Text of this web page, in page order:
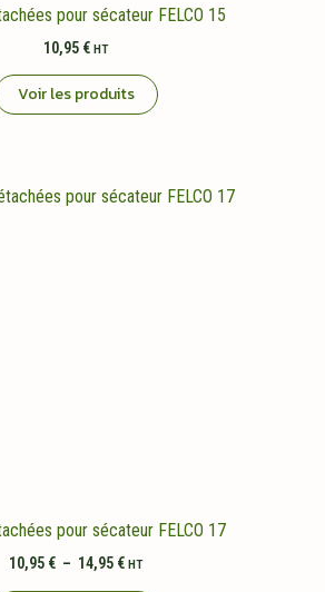
pour sécateur FELCO 15
10,95 € HT
Voir les produits
pour sécateur FELCO 17
10,95 € – 14,95 €Plage
HT